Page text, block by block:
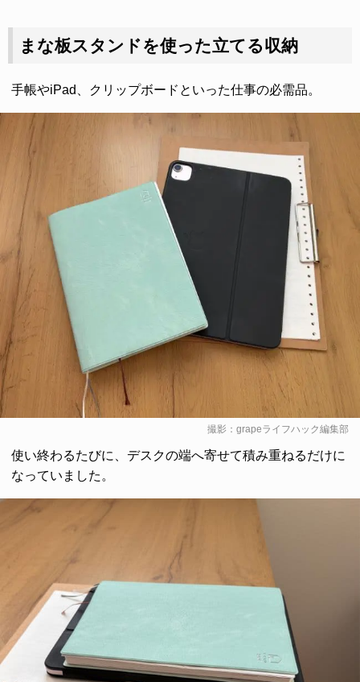
まな板スタンドを使った立てる収納
手帳やiPad、クリップボードといった仕事の必需品。
撮影：grapeライフハック編集部
使い終わるたびに、デスクの端へ寄せて積み重ねるだけに
なっていました。